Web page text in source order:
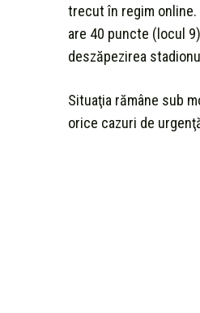
trecut în regim online.
are 40 puncte (locul
deszăpezirea
Situaţia rămâne sub
orice cazuri de